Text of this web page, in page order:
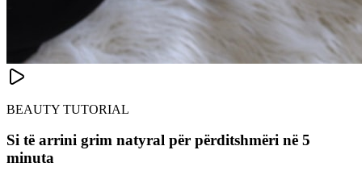
BEAUTY TUTORIAL
Si të arrini grim natyral për përditshmëri në 5
minuta